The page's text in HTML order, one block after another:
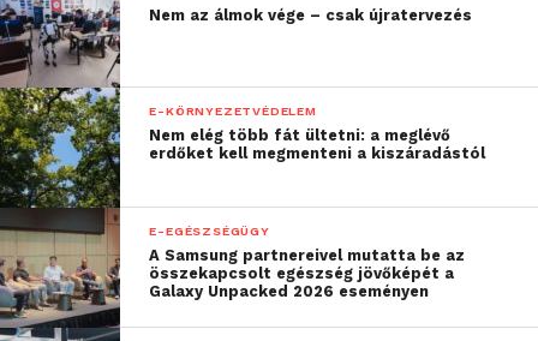
Nem az álmok vége – csak újratervezés
E-KÖRNYEZETVÉDELEM
Nem elég több fát ültetni: a meglévő
erdőket kell megmenteni a kiszáradástól
E-EGÉSZSÉGÜGY
A Samsung partnereivel mutatta be az
összekapcsolt egészség jövőképét a
Galaxy Unpacked 2026 eseményen